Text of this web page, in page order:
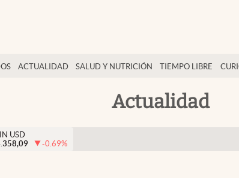
ACTUALIDAD SALUD Y NUTRICIÓN TIEMPO LIBRE
Actualidad
USD
-0.69%